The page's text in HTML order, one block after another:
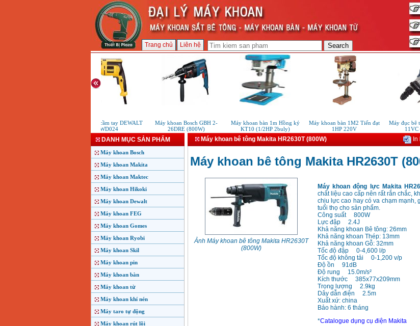
Trang chủ Liên hệ
Máy khoan cầm tay DEWALT
DWD024
Máy khoan Bosch GBH 2-
26DRE (800W)
Máy khoan bàn 1m Hồng ký
KT10 (1/2HP 2buly)
Máy khoan bàn 1M2 Tiến đạt
1HP 220V
Máy đục bê
11VC
DANH MỤC SẢN PHẨM
Máy khoan Bosch
Máy khoan Makita
Máy khoan Maktec
Máy khoan Hikoki
Máy khoan Dewalt
Máy khoan FEG
Máy khoan Gomes
Máy khoan Ryobi
Máy khoan Skil
Máy khoan pin
Máy khoan bàn
Máy khoan từ
Máy khoan khí nén
Máy taro tự động
Máy khoan rút lõi
Máy khoan bê tông Makita HR2630T (800W) In
Máy khoan bê tông Makita HR2630T
Ảnh Máy khoan bê tông Makita HR2630T
(800W)
Máy khoan động lực Makita
chất liệu cao cấp nên rất rắn chắc,
chịu lực cao hay có va chạm mạnh,
tuổi thọ cho sản phẩm.
Công suất 800W
Lực đập 2.4J
Khả năng khoan Bê tông: 26mm
Khả năng khoan Thép: 13mm
Khả năng khoan Gỗ: 32mm
Tốc độ đập 0-4,600 l/p
Tốc độ không tải 0-1,200 v/p
Độ ồn 91dB
Độ rung 15.0m/s²
Kích thước 385x77x209mm
Trọng lượng 2.9kg
Dây dẫn điện 2.5m
Xuất xứ: china
Bảo hành: 6 tháng
*Catalogue dụng cụ điện Makita